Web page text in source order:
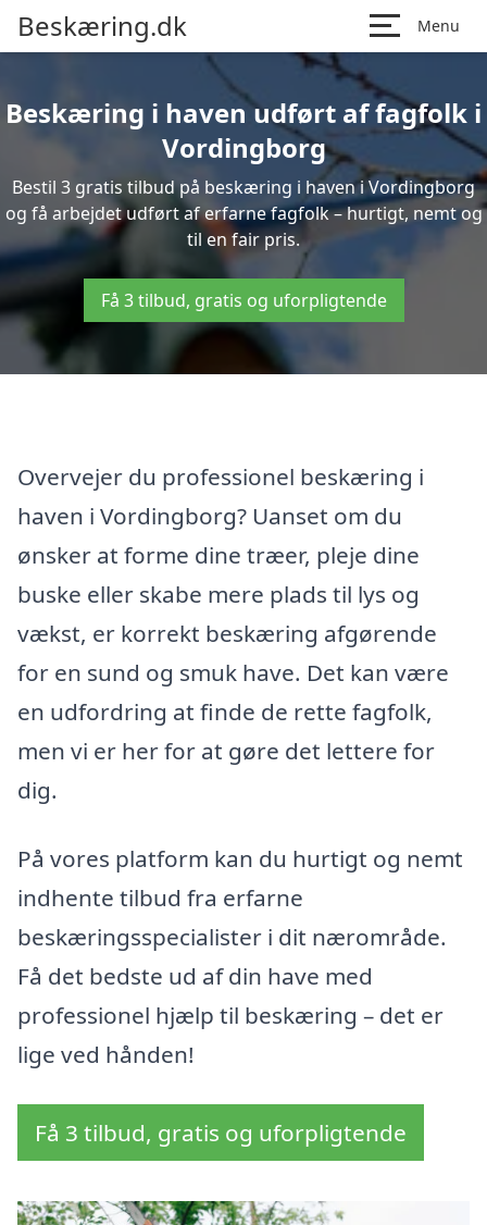
Beskæring.dk Menu
Beskæring i haven udført af fagfolk i
Vordingborg
Bestil 3 gratis tilbud på beskæring i haven i Vordingborg
og få arbejdet udført af erfarne fagfolk – hurtigt, nemt og
til en fair pris.
Få 3 tilbud, gratis og uforpligtende
Overvejer du professionel beskæring i
haven i Vordingborg? Uanset om du
ønsker at forme dine træer, pleje dine
buske eller skabe mere plads til lys og
vækst, er korrekt beskæring afgørende
for en sund og smuk have. Det kan være
en udfordring at finde de rette fagfolk,
men vi er her for at gøre det lettere for
dig.
På vores platform kan du hurtigt og nemt
indhente tilbud fra erfarne
beskæringsspecialister i dit nærområde.
Få det bedste ud af din have med
professionel hjælp til beskæring – det er
lige ved hånden!
Få 3 tilbud, gratis og uforpligtende